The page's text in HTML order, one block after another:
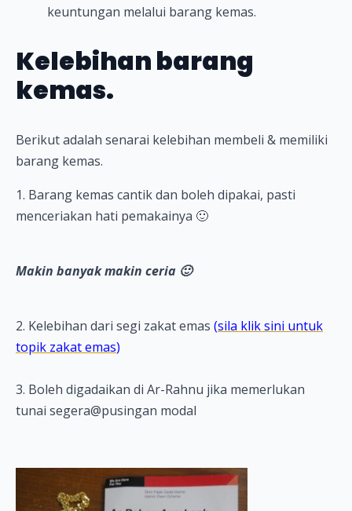
keuntungan melalui barang kemas.
Kelebihan barang
kemas.
Berikut adalah senarai kelebihan membeli & memiliki
barang kemas.
1. Barang kemas cantik dan boleh dipakai, pasti
menceriakan hati pemakainya 🙂
Makin banyak makin ceria 🙂
2. Kelebihan dari segi zakat emas (sila klik sini untuk
topik zakat emas)
3. Boleh digadaikan di Ar-Rahnu jika memerlukan
tunai segera@pusingan modal